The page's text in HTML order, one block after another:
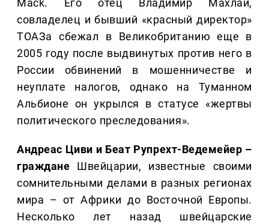
Mack. Его отец Владимир Махлай,
совладелец и бывший «красный директор»
ТОАЗа сбежал в Великобританию еще в
2005 году после выдвинутых против него в
России обвинений в мошенничестве и
неуплате налогов, однако на Туманном
Альбионе он укрылся в статусе «жертвы
политического преследования».
Андреас Циви и Беат Рупрехт-Ведемейер –
граждане Швейцарии, известные своими
сомнительными делами в разных регионах
мира – от Африки до Восточной Европы.
Несколько лет назад швейцарские